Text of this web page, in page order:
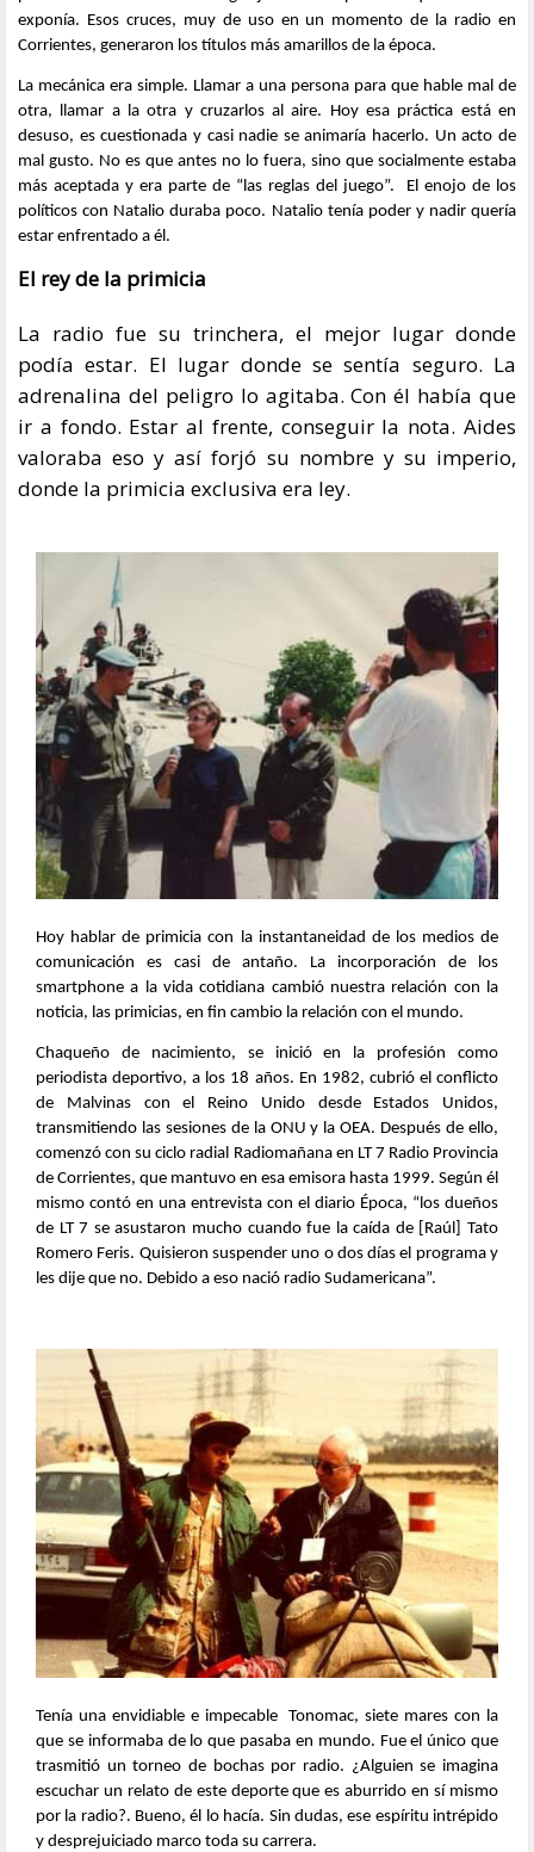
exponía. Esos cruces, muy de uso en un momento de la radio en
Corrientes, generaron los títulos más amarillos de la época.
La mecánica era simple. Llamar a una persona para que hable mal de
otra, llamar a la otra y cruzarlos al aire. Hoy esa práctica está en
desuso, es cuestionada y casi nadie se animaría hacerlo. Un acto de
mal gusto. No es que antes no lo fuera, sino que socialmente estaba
más aceptada y era parte de “las reglas del juego”. El enojo de los
políticos con Natalio duraba poco. Natalio tenía poder y nadir quería
estar enfrentado a él.
El rey de la primicia
La radio fue su trinchera, el mejor lugar donde
podía estar. El lugar donde se sentía seguro. La
adrenalina del peligro lo agitaba. Con él había que
ir a fondo. Estar al frente, conseguir la nota. Aides
valoraba eso y así forjó su nombre y su imperio,
donde la primicia exclusiva era ley.
Hoy hablar de primicia con la instantaneidad de los medios de
comunicación es casi de antaño. La incorporación de los
smartphone a la vida cotidiana cambió nuestra relación con la
noticia, las primicias, en fin cambio la relación con el mundo.
Chaqueño de nacimiento, se inició en la profesión como
periodista deportivo, a los 18 años. En 1982, cubrió el conflicto
de Malvinas con el Reino Unido desde Estados Unidos,
transmitiendo las sesiones de la ONU y la OEA. Después de ello,
comenzó con su ciclo radial Radiomañana en LT 7 Radio Provincia
de Corrientes, que mantuvo en esa emisora hasta 1999. Según él
mismo contó en una entrevista con el diario Época, “los dueños
de LT 7 se asustaron mucho cuando fue la caída de [Raúl] Tato
Romero Feris. Quisieron suspender uno o dos días el programa y
les dije que no. Debido a eso nació radio Sudamericana”.
Tenía una envidiable e impecable Tonomac, siete mares con la
que se informaba de lo que pasaba en mundo. Fue el único que
trasmitió un torneo de bochas por radio. ¿Alguien se imagina
escuchar un relato de este deporte que es aburrido en sí mismo
por la radio?. Bueno, él lo hacía. Sin dudas, ese espíritu intrépido
y desprejuiciado marco toda su carrera.